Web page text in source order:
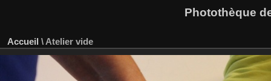
Photothèque
Accueil \ Atelier vide